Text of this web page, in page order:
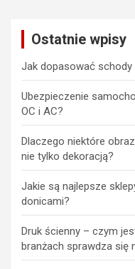
Ostatnie wpisy
Jak dopasować
Ubezpieczenie
OC i AC?
Dlaczego niektóre
nie tylko dekoracją?
Jakie są najlepsze
donicami?
Druk ścienny – czym
branżach sprawdza się